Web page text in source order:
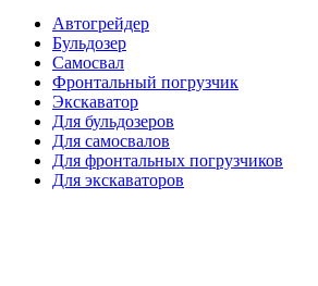
Автогрейдер
Бульдозер
Самосвал
Фронтальный погрузчик
Экскаватор
Для бульдозеров
Для самосвалов
Для фронтальных погрузчиков
Для экскаваторов